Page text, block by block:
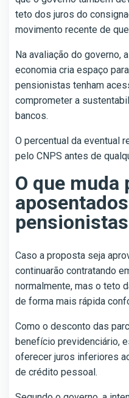
teto dos juros do
movimento recente de
Na avaliação do governo,
economia cria espaço
pensionistas tenham
comprometer a
bancos.
O percentual da eventual
pelo CNPS antes de
O que muda
pensionistas
Caso a proposta seja
continuarão contratando
normalmente, mas o teto
de forma mais rápida
Como o desconto das
benefício previdenciário,
oferecer juros inferiores
de crédito pessoal.